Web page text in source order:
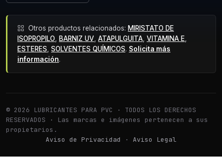
Otros productos relacionados: MIRISTATO DE
ISOPROPILO
BARNIZ UV ATAPULGUITA VITAMINA E
ESTERES SOLVENTES QUÍMICOS. Solicita más
información.
© 2026 LUBRICANTES PARA PVC · TODOS LOS DERECHOS
RESERVADOS · Las marcas e imágenes pertenecen a sus
propietarios.
Aviso de Privacidad
· Aviso Legal